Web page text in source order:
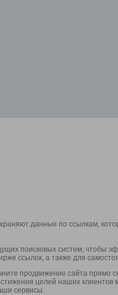
данные по ссылкам,
поисковых систем, чтобы
ссылок, а также для
продвижение сайта прямо
целей наших клиентов
сервисы.